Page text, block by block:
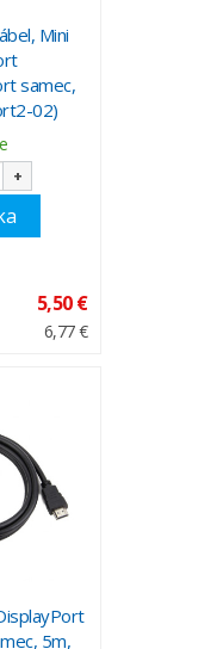
Mini
samec,
02)
+
5,50 €
6,77 €
5m,